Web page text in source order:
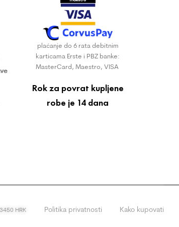
plaćanje do 6 rata debitnim
karticama Erste i PBZ banke:
MasterCard, Maestro, VISA
Rok za povrat kupljene
robe je 14 dana
HRK Politika privatnosti Kako kupovati